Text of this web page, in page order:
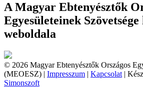
A Magyar Ebtenyésztők
Egyesületeinek
weboldala
© 2026 Magyar Ebtenyésztők Országos
(MEOESZ) | Impresszum | Kapcsolat |
Simonszoft